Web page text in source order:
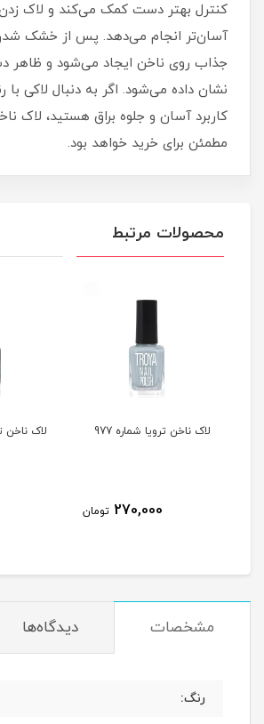
کنترل بهتر دست کمک می‌کند و لاک زدن
آسان‌تر انجام می‌دهد. پس از خشک
جذاب روی ناخن ایجاد می‌شود و ظاهر
نشان داده می‌شود. اگر به دنبال لاکی
کاربرد آسان و جلوه براق هستید، لاک
مطمئن برای خرید خواهد بود.
محصولات مرتبط
لاک ناخن ترویا شماره 977
270,000 تومان
لاک ناخن
مشخصات دیدگاه‌ها
رنگ: